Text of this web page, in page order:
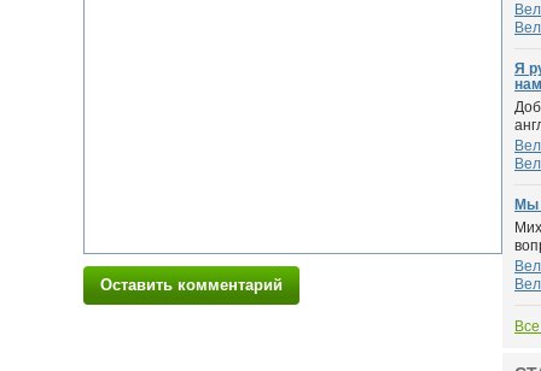
Оставить комментарий
Я
Мы